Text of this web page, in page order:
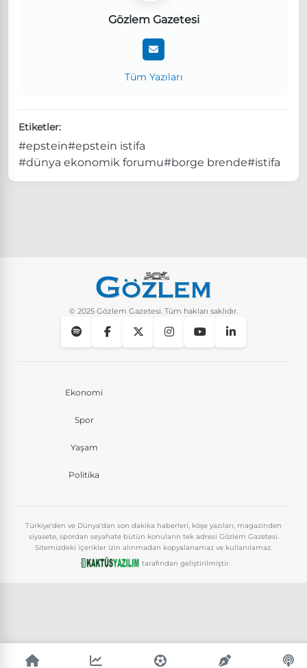
Gözlem Gazetesi
Tüm Yazıları
Etiketler:
#epstein#epstein istifa
#dünya ekonomik forumu#borge brende#istifa
© 2025 Gözlem Gazetesi. Tüm hakları saklıdır.
Ekonomi
Spor
Yaşam
Politika
Türkiye'den ve Dünya'dan son dakika haberleri, köşe yazıları, magazinden
siyasete, spordan seyahate bütün konuların tek adresi Gözlem Gazetesi.
Sitemizdeki içerikler izin alınmadan kopyalanamaz ve kullanılamaz.
tarafından geliştirilmiştir.